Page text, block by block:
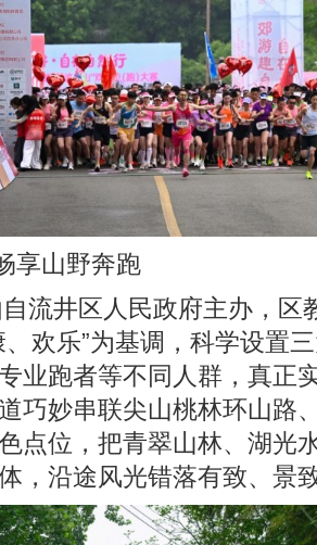
享山野奔跑
流井区人民政府主办，区
、欢乐”为基调，科学设置
业跑者等不同人群，真正
巧妙串联尖山桃林环山路
点位，把青翠山林、湖光
，沿途风光错落有致、景